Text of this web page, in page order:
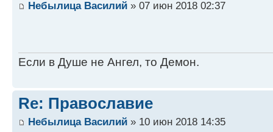
Небылица Василий » 07 июн 2018 02:37
Если в Душе не Ангел, то Демон.
Re: Православие
Небылица Василий » 10 июн 2018 14:35